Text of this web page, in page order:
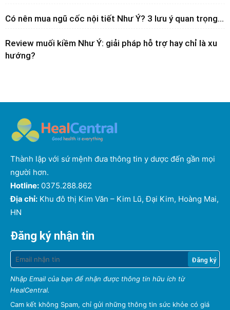
Có nên mua ngũ cốc nội tiết Như Ý? 3 lưu ý quan trọng...
Review muối kiềm Như Ý: giải pháp hỗ trợ hay chỉ là xu
hướng?
Thành lập với sứ mệnh đưa thông tin y dược đến gần mọi
người hơn.
Hotline: 0375.288.862
Địa chỉ: Khu đô thị Kim Văn – Kim Lũ, Đại Kim, Hoàng Mai,
HN
Đăng ký nhận tin
Nhập Email của bạn để nhận được thông tin hữu ích từ
HealCentral.
Cam kết không Spam, chỉ gửi những thông tin sức khỏe có giá